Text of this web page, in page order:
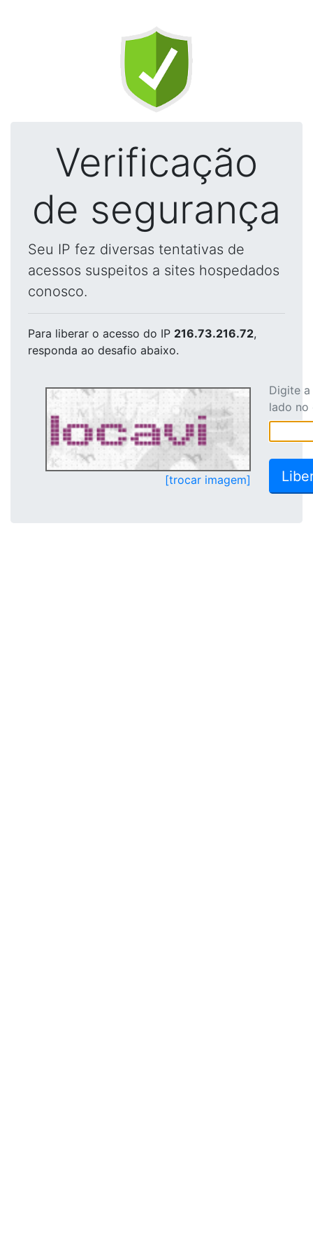
Verificação
de segurança
Seu IP fez diversas tentativas de
acessos suspeitos a sites hospedados
conosco.
Para liberar o acesso do IP 216.73.216.72,
responda ao desafio abaixo.
[trocar imagem]
Digite
lado no